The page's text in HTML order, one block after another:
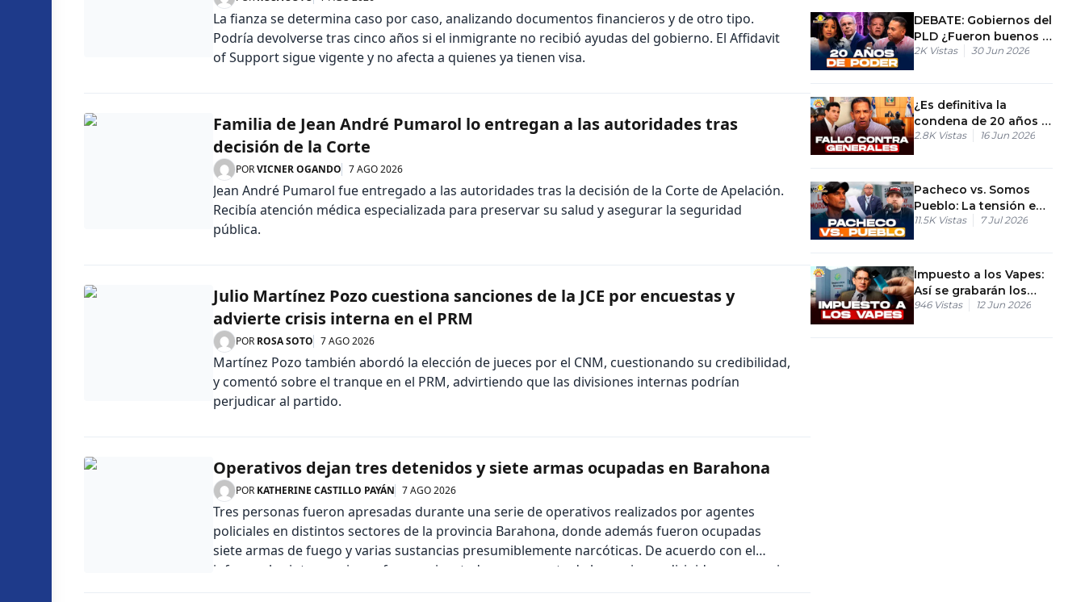
La fianza se determina caso por caso, analizando documentos financieros y de otro tipo.
Podría devolverse tras cinco años si el inmigrante no recibió ayudas del gobierno. El Affidavit
of Support sigue vigente y no afecta a quienes ya tienen visa.
Familia de Jean André Pumarol lo entregan a las autoridades tras
decisión de la Corte
PORVICNER OGANDO 7 AGO 2026
Jean André Pumarol fue entregado a las autoridades tras la decisión de la Corte de Apelación.
Recibía atención médica especializada para preservar su salud y asegurar la seguridad
pública.
Julio Martínez Pozo cuestiona sanciones de la JCE por encuestas y
advierte crisis interna en el PRM
POR ROSA SOTO 7 AGO 2026
Martínez Pozo también abordó la elección de jueces por el CNM, cuestionando su credibilidad,
y comentó sobre el tranque en el PRM, advirtiendo que las divisiones internas podrían
perjudicar al partido.
Operativos dejan tres detenidos y siete armas ocupadas en Barahona
POR KATHERINE CASTILLO PAYÁN 7 AGO 2026
Tres personas fueron apresadas durante una serie de operativos realizados por agentes
policiales en distintos sectores de la provincia Barahona, donde además fueron ocupadas
siete armas de fuego y varias sustancias presumiblemente narcóticas. De acuerdo con el
informe, las intervenciones fueron ejecutadas como parte de las acciones dirigidas a prevenir
DEBATE: Gobiernos del
PLD ¿Fueron buenos o
malos los 20 años en
2K Vistas 30 Jun 2026
¿Es definitiva la
condena de 20 años a
los generales en el
2.8K Vistas 16 Jun 2026
Pacheco vs. Somos
Pueblo: La tensión en
el Congreso
11.5K Vistas 7 Jul 2026
Impuesto a los Vapes:
Así se grabarán los
cigarrillos electrónicos
946 Vistas 12 Jun 2026